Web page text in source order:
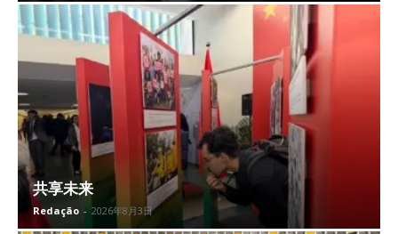
共享未来
Redação - 2026年8月3日